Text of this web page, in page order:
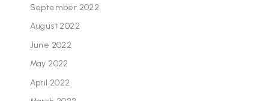
September 2022
August 2022
June 2022
May 2022
April 2022